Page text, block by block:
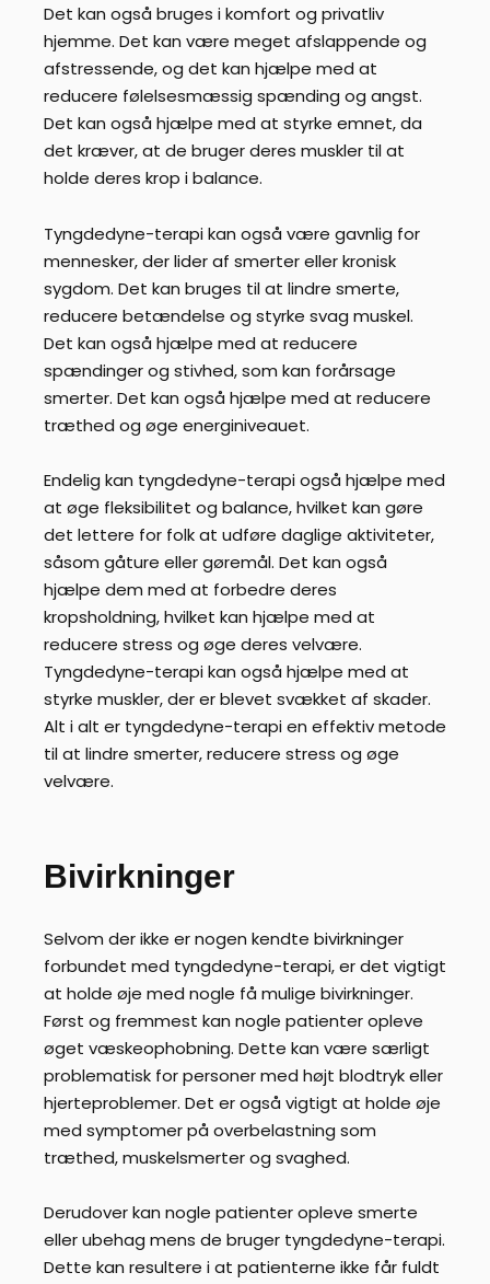
Det kan også bruges i komfort og privatliv
hjemme. Det kan være meget afslappende og
afstressende, og det kan hjælpe med at
reducere følelsesmæssig spænding og angst.
Det kan også hjælpe med at styrke emnet, da
det kræver, at de bruger deres muskler til at
holde deres krop i balance.
Tyngdedyne-terapi kan også være gavnlig for
mennesker, der lider af smerter eller kronisk
sygdom. Det kan bruges til at lindre smerte,
reducere betændelse og styrke svag muskel.
Det kan også hjælpe med at reducere
spændinger og stivhed, som kan forårsage
smerter. Det kan også hjælpe med at reducere
træthed og øge energiniveauet.
Endelig kan tyngdedyne-terapi også hjælpe med
at øge fleksibilitet og balance, hvilket kan gøre
det lettere for folk at udføre daglige aktiviteter,
såsom gåture eller gøremål. Det kan også
hjælpe dem med at forbedre deres
kropsholdning, hvilket kan hjælpe med at
reducere stress og øge deres velvære.
Tyngdedyne-terapi kan også hjælpe med at
styrke muskler, der er blevet svækket af skader.
Alt i alt er tyngdedyne-terapi en effektiv metode
til at lindre smerter, reducere stress og øge
velvære.
Bivirkninger
Selvom der ikke er nogen kendte bivirkninger
forbundet med tyngdedyne-terapi, er det vigtigt
at holde øje med nogle få mulige bivirkninger.
Først og fremmest kan nogle patienter opleve
øget væskeophobning. Dette kan være særligt
problematisk for personer med højt blodtryk eller
hjerteproblemer. Det er også vigtigt at holde øje
med symptomer på overbelastning som
træthed, muskelsmerter og svaghed.
Derudover kan nogle patienter opleve smerte
eller ubehag mens de bruger tyngdedyne-terapi.
Dette kan resultere i at patienterne ikke får fuldt